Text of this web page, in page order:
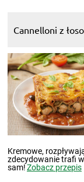
Cannelloni z
Kremowe,
zdecydowanie trafi
sam!Zobacz przepis